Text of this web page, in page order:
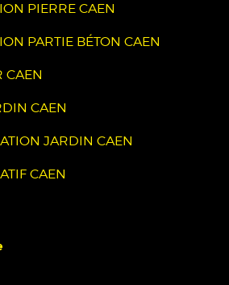
PIERRE CAEN
PARTIE BÉTON CAEN
CAEN
CAEN
JARDIN CAEN
CAEN